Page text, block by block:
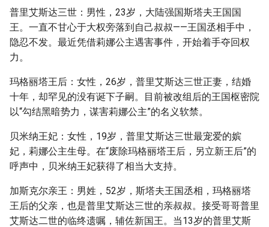
普里艾斯达三世：男性，23岁，大陆强国斯塔夫王国国
王。一直不甘心于大权旁落到自己叔叔——王国丞相手中，
隐忍不发。最近凭借莉娜公主遇害事件，开始着手夺回权
力。
玛格丽塔王后：女性，26岁，普里艾斯达三世正妻，结婚
十年，却罕见的没有诞下子嗣。目前被改组后的王国枢密院
以“勾结黑暗势力，谋害莉娜公主”的名义软禁。
贝米纳王妃：女性，19岁，普里艾斯达三世最宠爱的嫔
妃，莉娜公主生母。在“废除玛格丽塔王后，另立新王后”的
呼声中，贝米纳王妃获得了相当大支持。
加斯克尔亲王：男姓，52岁，斯塔夫王国丞相，玛格丽塔
王后的父亲，也是普里艾斯达三世的亲叔叔。接受哥哥普里
艾斯达二世的临终遗嘱，辅佐新国王。当13岁的普里艾斯